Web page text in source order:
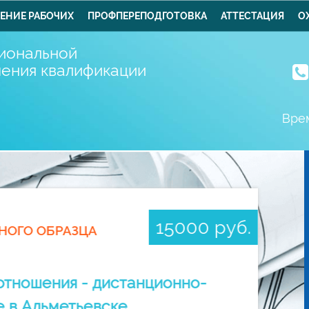
РАБОЧИХ ПРОФПЕРЕПОДГОТОВКА АТТЕСТАЦИЯ
квалификации
ОБРАЗЦА 15000 руб.
- дистанционно-